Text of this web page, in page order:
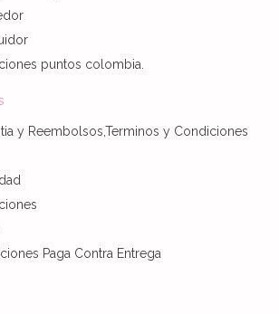
puntos colombia.
y Reembolsos,Terminos y Condiciones
Paga Contra Entrega